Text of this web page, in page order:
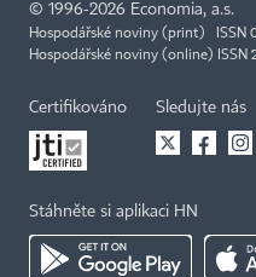
© 1996-2026 Economia, a.s.
Hospodářské noviny (print) ISSN
Hospodářské noviny (online) ISSN
Certifikováno Sledujte nás
Stáhněte si aplikaci HN